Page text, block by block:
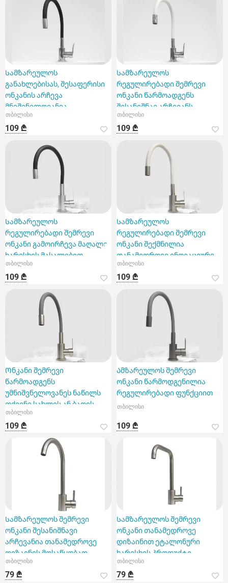
Სამზარეულოს
განახლებისას, შესაფერისი
ონკანის არჩევა
მნიშვნელოვანია
თბილისი
109 ₾
Სამზარეულოს
რეგულირებადი შემრევი
ონკანი წარმოადგენს
შესანიშნავ არჩევანს
ნებისმიერი სახლისთვის.
თბილისი
109 ₾
Სამზარეულოს
რეგულირებადი შემრევი
ონკანი გამოირჩევა მაღალი
ხარისხის მასალებით.
თბილისი
109 ₾
Სამზარეულოს
რეგულირებადი შემრევი
ონკანი შექმნილია
თანამედროვე ინოვაციური
სტილითა და
ფუნქციონალური შე
თბილისი
109 ₾
Ონკანი შემრევი
წარმოადგენს
უმნიშვნელოვანეს ნაწილს
თქვენი სახლის ან ბაღის
სანტექნიკური
სისტემისთვის.
თბილისი
109 ₾
Ამზარეულოს შემრევი
ონკანი წარმოდგენილია
რეგულირებადი ფუნქციით
თბილისი
109 ₾
Სამზარეულოს შემრევი
ონკანი შესანიშნავი
არჩევანია თანამედროვე
დიზაინის მოსაწყობად
თბილისი
79 ₾
Სამზარეულოს შემრევი
ონკანი თანამედროვე
დიზაინით ეტალონური
ხარისხის პროდუქტი,
რომელიც განკუთვნილია ნე
თბილისი
79 ₾